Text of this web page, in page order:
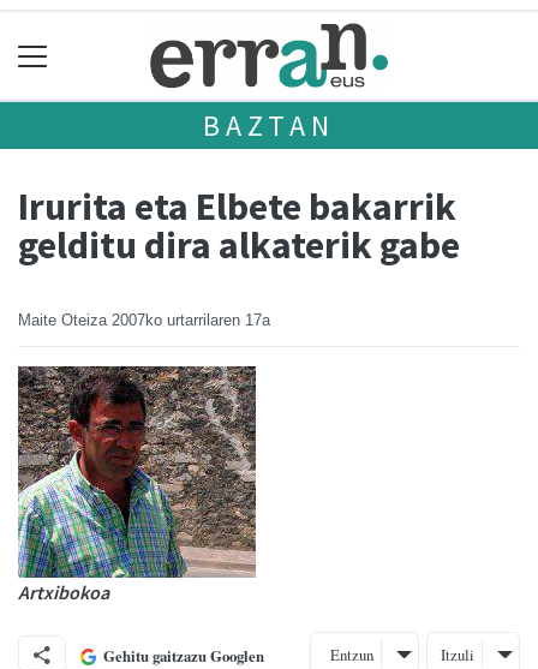
BAZTAN
Irurita eta Elbete bakarrik
gelditu dira alkaterik gabe
Maite Oteiza 2007ko urtarrilaren 17a
Artxibokoa
Gehitu gaitzazu Googlen Entzun Itzuli